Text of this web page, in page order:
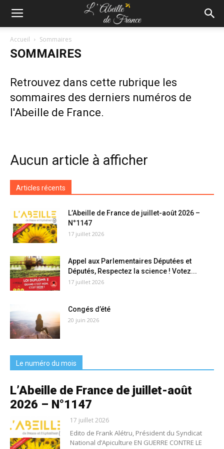
Accueil Sommaires
SOMMAIRES
Retrouvez dans cette rubrique les
sommaires des derniers numéros de
l'Abeille de France.
Aucun article à afficher
Articles récents
L’Abeille de France de juillet-août 2026 –
N°1147
17 juillet 2026
Appel aux Parlementaires Députées et
Députés, Respectez la science ! Votez...
17 juillet 2026
Congés d’été
20 juin 2026
Le numéro du mois
L’Abeille de France de juillet-août
2026 – N°1147
17 juillet 2026
Edito de Frank Alétru, Président du Syndicat
National d’Apiculture EN GUERRE CONTRE LE